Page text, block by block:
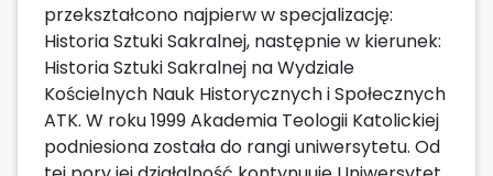
przekształcono najpierw w specjalizację:
Historia Sztuki Sakralnej, następnie w kierunek:
Historia Sztuki Sakralnej na Wydziale
Kościelnych Nauk Historycznych i Społecznych
ATK. W roku 1999 Akademia Teologii Katolickiej
podniesiona została do rangi uniwersytetu. Od